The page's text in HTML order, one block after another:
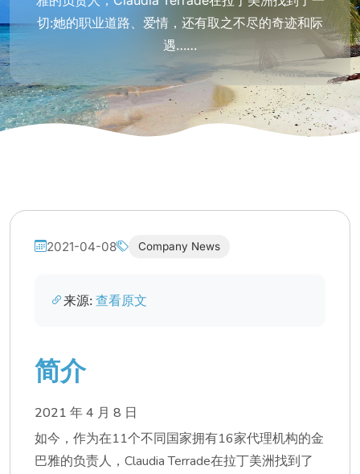
切:她的职业道路、爱情，还有取之不尽的奇迹和际
遇……
2021-04-08 Company News
来源: 查看原文
简介
2021 年 4 月 8 日
如今，作为在11个不同国家拥有16家代理机构的金
巴雅的负责人，Claudia Terrade在拉丁美洲找到了